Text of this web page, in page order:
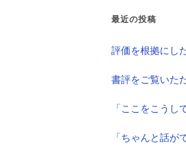
最近の投稿
評価を根拠にし
書評をご覧いた
「ここをこうし
「ちゃんと話が